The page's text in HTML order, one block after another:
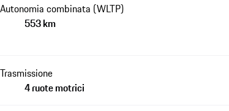
Autonomia combinata (WLTP)
553 km
Trasmissione
4 ruote motrici